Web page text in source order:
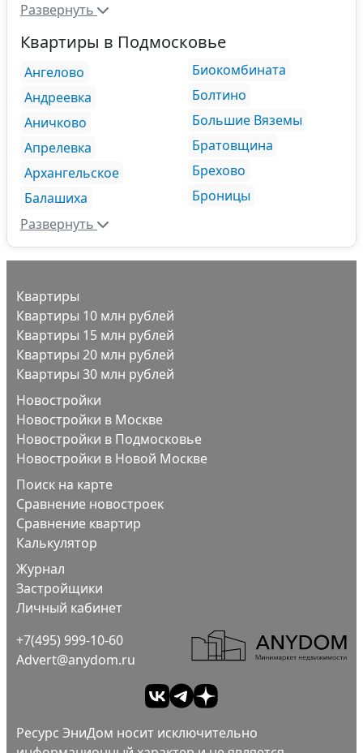
Развернуть
Квартиры в Подмосковье
Ангелово
Андреевка
Аничково
Апрелевка
Архангельское
Балашиха
Биокомбината
Болтино
Большие Вяземы
Братовщина
Брехово
Броницы
Развернуть
Квартиры
Квартиры 10 млн рублей
Квартиры 15 млн рублей
Квартиры 20 млн рублей
Квартиры 30 млн рублей
Новостройки
Новостройки в Москве
Новостройки в Подмосковье
Новостройки в Новой Москве
Поиск на карте
Сравнение новостроек
Сравнение квартир
Калькулятор
Журнал
Застройщики
Личный кабинет
+7(495) 999-10-60
Advert@anydom.ru
Ресурс ЭниДом носит исключительно